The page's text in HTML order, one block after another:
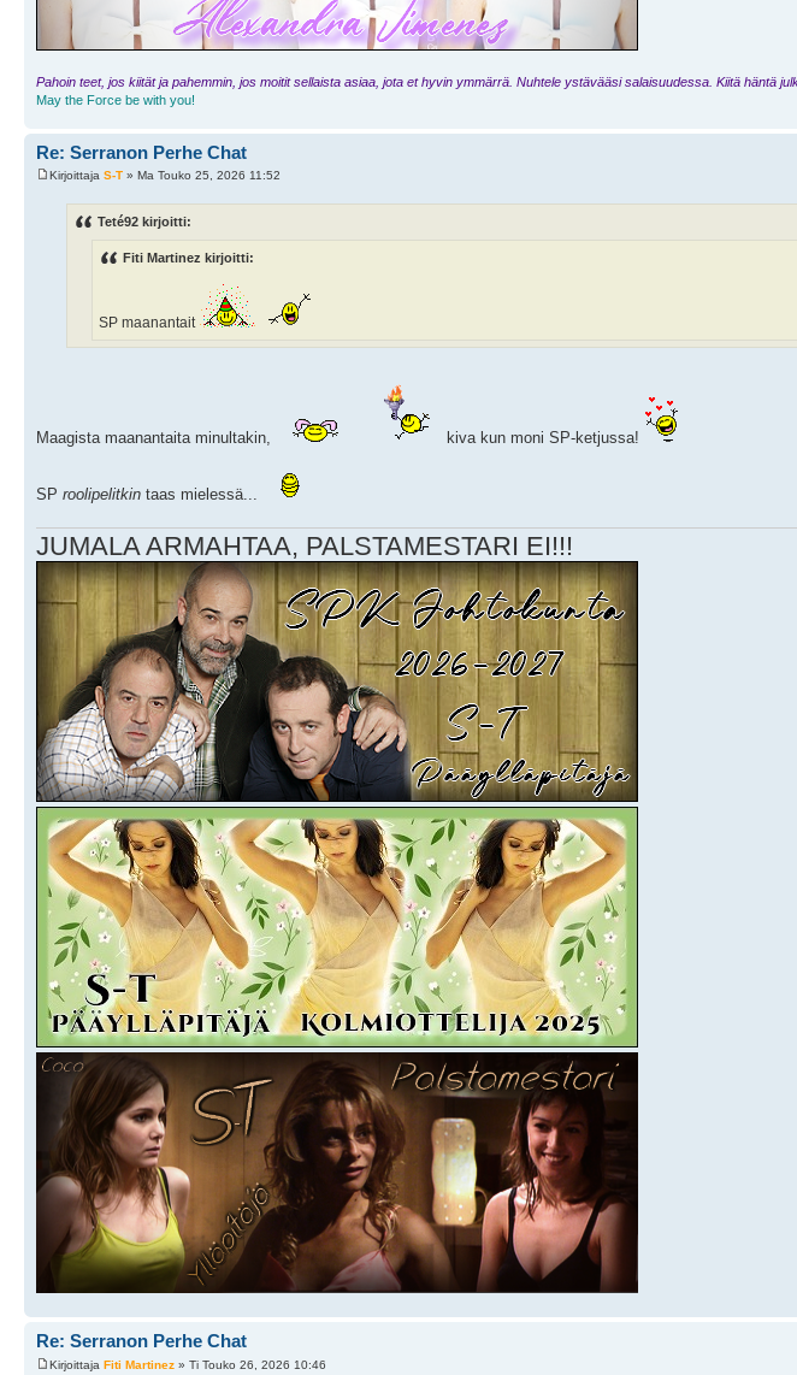
Pahoin teet, jos kiität ja pahemmin, jos moitit sellaista asiaa, jota et hyvin ymmärrä. Nuhtele ystävääsi salaisuudessa. Kiitä häntä
May the Force be with you!
Re: Serranon Perhe Chat
Kirjoittaja S-T » Ma Touko 25, 2026 11:52
Teté92 kirjoitti:
Fiti Martinez kirjoitti:
SP maanantait
Maagista maanantaita minultakin, kiva kun moni SP-ketjussa!
SP roolipelitkin taas mielessä...
JUMALA ARMAHTAA, PALSTAMESTARI EI!!!
Re: Serranon Perhe Chat
Kirjoittaja Fiti Martinez » Ti Touko 26, 2026 10:46